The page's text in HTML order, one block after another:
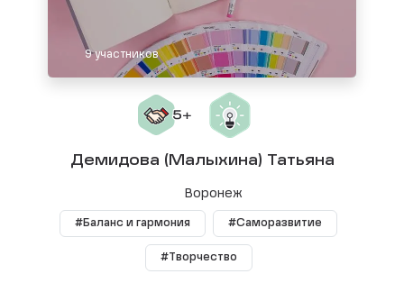
9 участников
Демидова (Малыхина) Татьяна
Воронеж
#Баланс и гармония #Саморазвитие
#Творчество